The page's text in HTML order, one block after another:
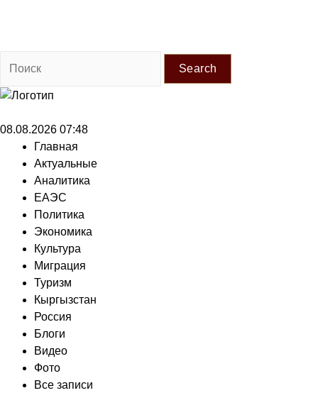
Search
08.08.2026 07:48
Главная
Актуальные
Аналитика
ЕАЭС
Политика
Экономика
Культура
Миграция
Туризм
Кыргызстан
Россия
Блоги
Видео
Фото
Все записи